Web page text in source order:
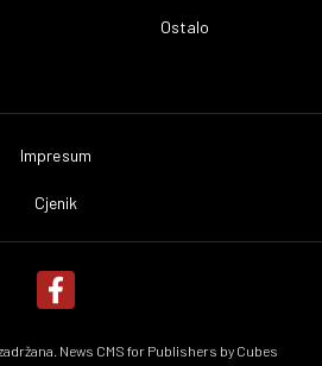
Ostalo
Impresum
Cjenik
News CMS for Publishers by Cubes